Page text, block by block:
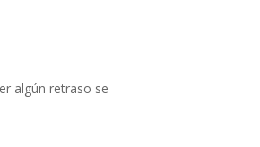
algún retraso se